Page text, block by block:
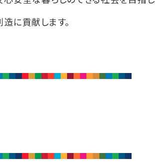
に貢献します。